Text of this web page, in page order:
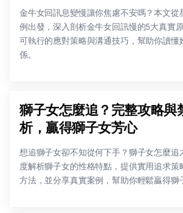
金牛女回訊息變慢讓你焦慮不安嗎？本文從
例出發，深入剖析金牛女回訊慢的5大真實
可執行的應對策略與溝通技巧，幫助你讀懂
係。
獅子女怎麼追？完整攻略與
析，贏得獅子女芳心
想追獅子女卻不知從何下手？獅子女怎麼追
度解析獅子女的性格特點，提供實用追求策
方法，並分享真實案例，幫助你輕鬆贏得獅